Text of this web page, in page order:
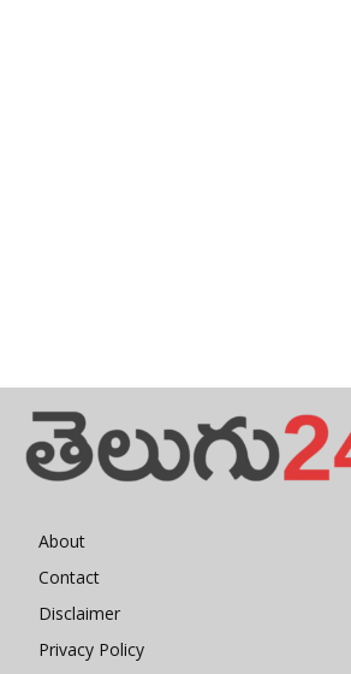
About
Contact
Disclaimer
Privacy Policy